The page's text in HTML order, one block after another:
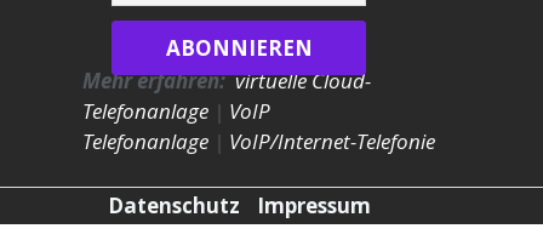
Mehr erfahren:virtuelle Cloud-
Telefonanlage | VoIP
Telefonanlage | VoIP/Internet-Telefonie
Datenschutz Impressum